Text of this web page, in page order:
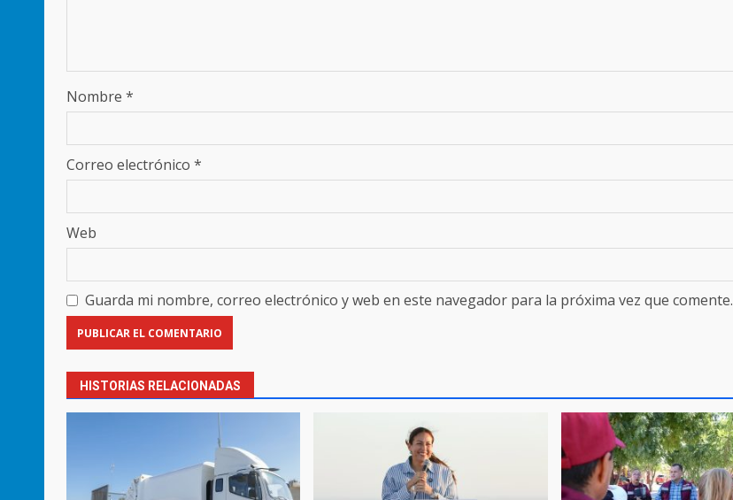
Nombre *
Correo electrónico *
Web
Guarda mi nombre, correo electrónico y web en este navegador para la próxima vez que comente.
HISTORIAS RELACIONADAS